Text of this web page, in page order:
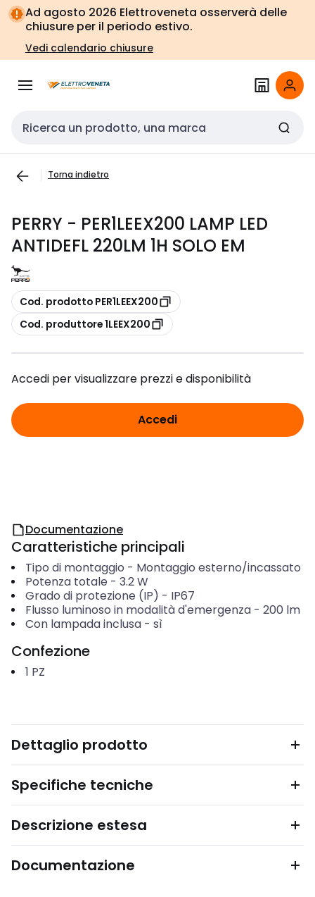
Vai alla
navigazione
Vai
alla
pagina
Ad agosto 2026 Elettroveneta osserverà delle
chiusure per il periodo estivo.
Vedi calendario chiusure
Cerca input
Torna indietro
PERRY - PER1LEEX200 LAMP LED
ANTIDEFL 220LM 1H SOLO EM
copia
Cod. prodotto PER1LEEX200
copia
Cod. produttore 1LEEX200
Accedi per visualizzare prezzi e disponibilità
Accedi
Documentazione
Caratteristiche principali
Tipo di montaggio - Montaggio esterno/incassato
Potenza totale - 3.2W
Grado di protezione (IP) - IP67
Flusso luminoso in modalità d'emergenza- 200 lm
Con lampada inclusa- sì
Confezione
1 PZ
Dettaglio prodotto
Specifiche tecniche
Descrizione estesa
Documentazione